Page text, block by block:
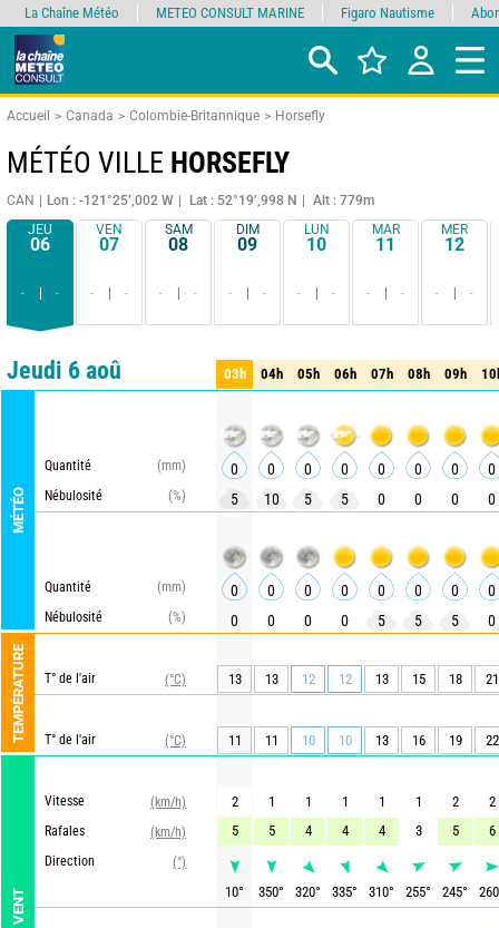
Accueil Canada Colombie-Britannique Horsefly
MÉTÉO VILLE HORSEFLY
CAN Lon : -121°25’,002 W Lat : 52°19’,998 N
Alt : 779m
JEU
06
- -
VEN
07
- -
SAM
08
- -
DIM
09
- -
LUN
10
- -
MAR
11
- -
MER
12
- -
Comparateur détaillé synthétique
Jeudi 6 aoû
MÉTÉO
Quantité
(mm)
Nébulosité
(%)
Quantité
(mm)
Nébulosité
(%)
TEMPÉRATURE T° de l'air (°C)
T° de l'air (°C)
VENT
Vitesse
(km/h)
Rafales
(km/h)
Direction
(°)
03h 04h 05h 06h 07h 08h 09h
03h 04h 05h 06h 07h 08h 09h
0 0 0 0 0 0 0
0
5
10 5 5 0 0 0 0
0 0 0 0 0 0 0
0
0
0 0 0 5 5 5 0
13 13 12 12 13 15 18 21
11 11 10 10 13 16 19 22
2 1 1 1 1 1 2
2
5
5 4 4 4 3 5 6
10° 350° 320° 335° 310° 255° 245° 260
La Chaîne Météo METEO CONSULT MARINE Figaro Nautisme